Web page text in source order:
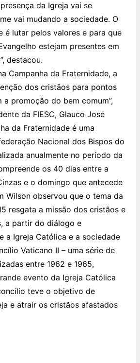
da Igreja vai se
vai mudando a sociedade. O
é lutar pelos valores e para que
estejam presentes em
destacou.
Campanha da Fraternidade, a
dos cristãos para pontos
a promoção do bem comum”,
da FIESC, Glauco José
da Fraternidade é uma
Nacional dos Bispos do
anualmente no período da
os 40 dias entre a
e o domingo que antecede
Wilson observou que o tema da
resgata a missão dos cristãos e
a partir do diálogo e
a Igreja Católica e a sociedade
Vaticano II – uma série de
entre 1962 e 1965,
evento da Igreja Católica
teve o objetivo de
e atrair os cristãos afastados